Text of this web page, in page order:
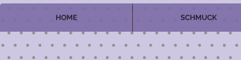
HOME SCHMUCK